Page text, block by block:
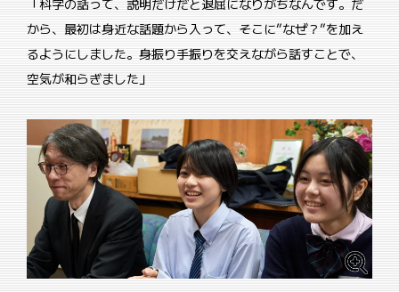
「科学の話って、説明だけだと退屈になりがちなんです。だ
から、最初は身近な話題から入って、そこに”なぜ？”を加え
るようにしました。身振り手振りを交えながら話すことで、
空気が和らぎました」